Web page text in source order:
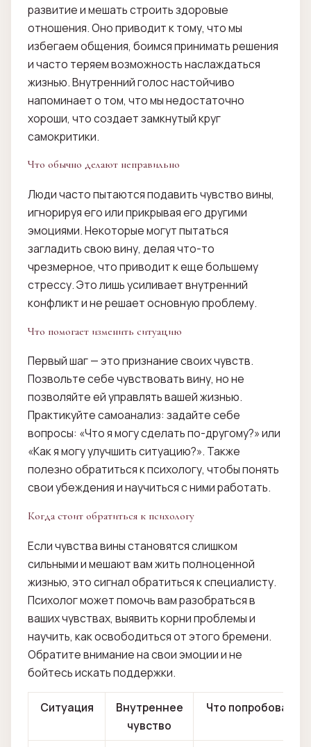
развитие и мешать строить здоровые
отношения. Оно приводит к тому, что мы
избегаем общения, боимся принимать решения
и часто теряем возможность наслаждаться
жизнью. Внутренний голос настойчиво
напоминает о том, что мы недостаточно
хороши, что создает замкнутый круг
самокритики.
Что обычно делают неправильно
Люди часто пытаются подавить чувство вины,
игнорируя его или прикрывая его другими
эмоциями. Некоторые могут пытаться
загладить свою вину, делая что-то
чрезмерное, что приводит к еще большему
стрессу. Это лишь усиливает внутренний
конфликт и не решает основную проблему.
Что помогает изменить ситуацию
Первый шаг — это признание своих чувств.
Позвольте себе чувствовать вину, но не
позволяйте ей управлять вашей жизнью.
Практикуйте самоанализ: задайте себе
вопросы: «Что я могу сделать по-другому?» или
«Как я могу улучшить ситуацию?». Также
полезно обратиться к психологу, чтобы понять
свои убеждения и научиться с ними работать.
Когда стоит обратиться к психологу
Если чувства вины становятся слишком
сильными и мешают вам жить полноценной
жизнью, это сигнал обратиться к специалисту.
Психолог может помочь вам разобраться в
ваших чувствах, выявить корни проблемы и
научить, как освободиться от этого бремени.
Обратите внимание на свои эмоции и не
бойтесь искать поддержки.
Ситуация
Внутреннее
чувство
Что попробовать